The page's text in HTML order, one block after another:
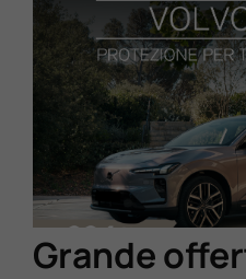
Novità Sui Nostri Veicoli
Lavora Con Noi
Contattaci
Grande